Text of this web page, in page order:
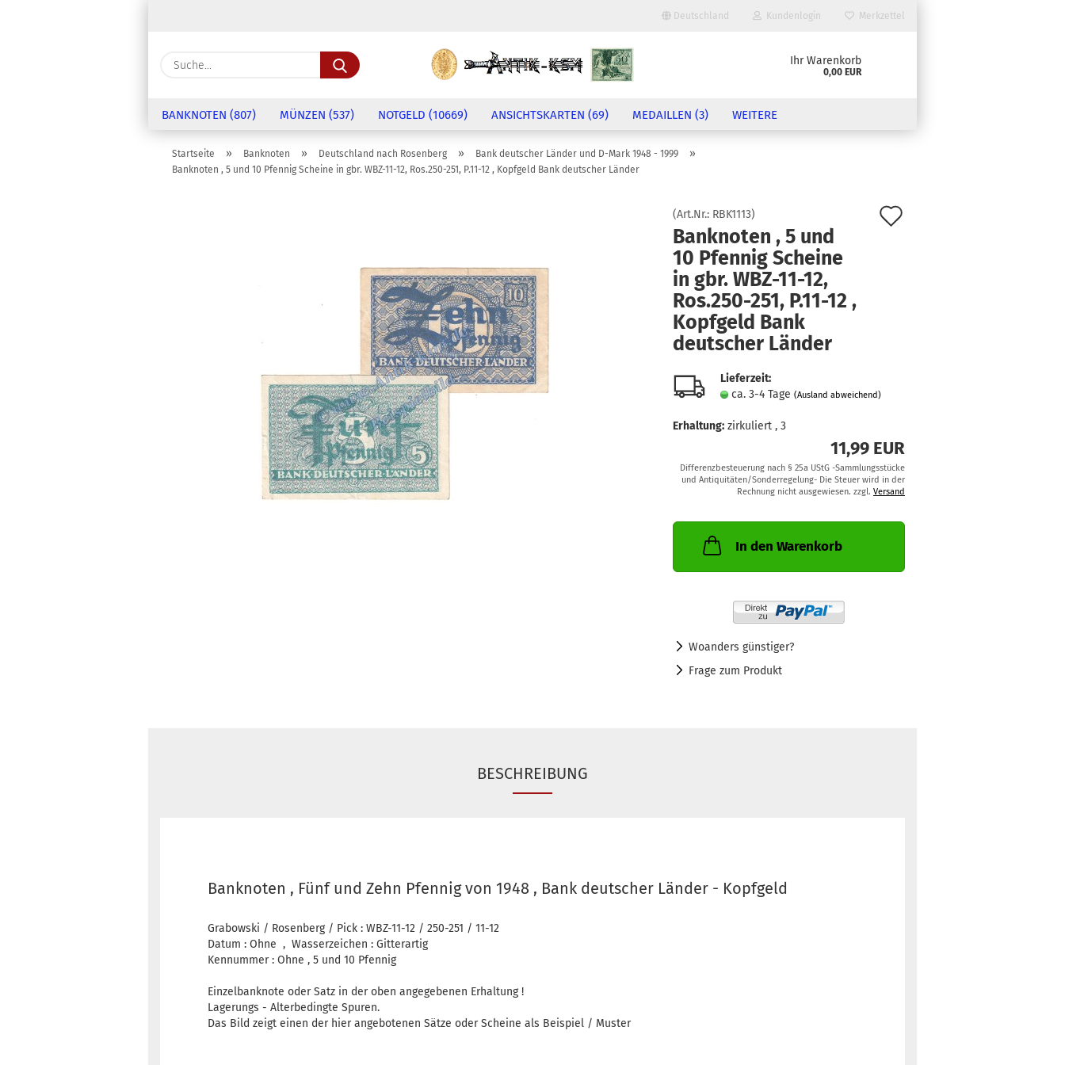
Deutschland
Lieferland
Kundenlogin
Passwort
Passwort vergessen?
Merkzettel
Suche... Ihr Warenkorb
0,00 EUR
BANKNOTEN (807) MÜNZEN (537) NOTGELD (10669) ANSICHTSKARTEN (69) MEDAILLEN (3) WEITERE
Startseite » Banknoten » Deutschland nach Rosenberg » Bank deutscher Länder und D-Mark 1948 - 1999 »
Banknoten , 5 und 10 Pfennig Scheine in gbr. WBZ-11-12, Ros.250-251, P.11-12 , Kopfgeld Bank deutscher Länder
(Art.Nr.: RBK1113)
Banknoten , 5 und
10 Pfennig Scheine
in gbr. WBZ-11-12,
Ros.250-251, P.11-12 ,
Kopfgeld Bank
deutscher Länder
Lieferzeit:
ca. 3-4 Tage (Ausland abweichend)
Erhaltung: zirkuliert , 3
11,99 EUR
Differenzbesteuerung nach § 25a UStG -Sammlungsstücke
und Antiquitäten/Sonderregelung- Die Steuer wird in der
Rechnung nicht ausgewiesen. zzgl. Versand
In den Warenkorb
Woanders günstiger?
Frage zum Produkt
BESCHREIBUNG
Banknoten , Fünf und Zehn Pfennig von 1948 , Bank deutscher Länder - Kopfgeld
Grabowski / Rosenberg / Pick : WBZ-11-12 / 250-251 / 11-12
Datum : Ohne , Wasserzeichen : Gitterartig
Kennummer : Ohne , 5 und 10 Pfennig
Einzelbanknote oder Satz in der oben angegebenen Erhaltung !
Lagerungs - Alterbedingte Spuren.
Das Bild zeigt einen der hier angebotenen Sätze oder Scheine als Beispiel / Muster